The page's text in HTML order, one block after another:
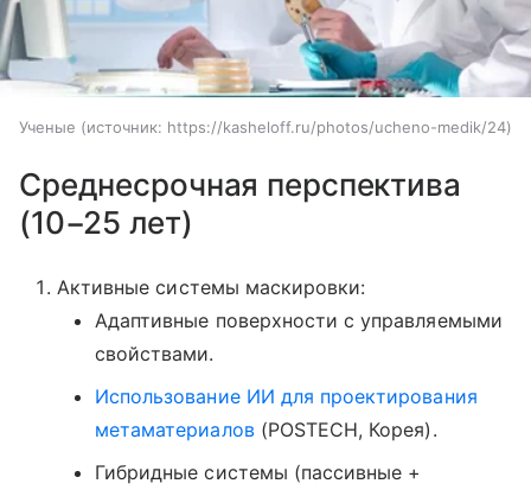
Ученые источник: https://kasheloff.ru/photos/ucheno-medik/24
Среднесрочная перспектива
(10−25 лет)
Активные системы маскировки:
Адаптивные поверхности с управляемыми
свойствами.
Использование ИИ для проектирования
метаматериалов(POSTECH, Корея).
Гибридные системы (пассивные +